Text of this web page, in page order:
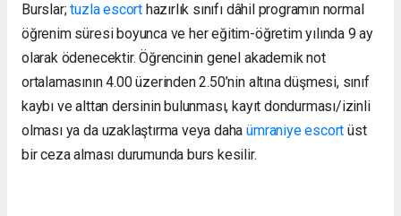
Burslar;tuzla escorthazırlık sınıfı dâhil programın normal
öğrenim süresi boyunca ve her eğitim-öğretim yılında 9 ay
olarak ödenecektir. Öğrencinin genel akademik not
ortalamasının 4.00 üzerinden 2.50’nin altına düşmesi, sınıf
kaybı ve alttan dersinin bulunması, kayıt dondurması/izinli
olması ya da uzaklaştırma veya dahaümraniye escort üst
bir ceza alması durumunda burs kesilir.